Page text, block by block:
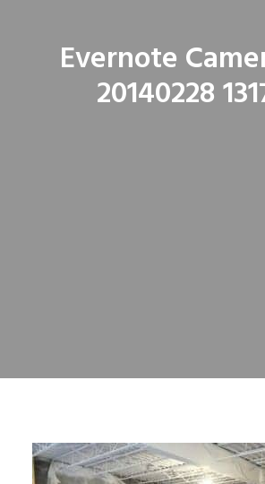
Evernote
20140228